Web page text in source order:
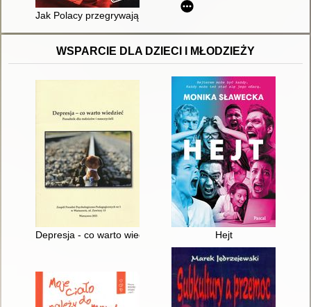
Jak Polacy przegrywają, jak Polacy wygrywają
WSPARCIE DLA DZIECI I MŁODZIEŻY
Depresja - co warto wiedzieć : poradnik dla rodziców i
Hejt